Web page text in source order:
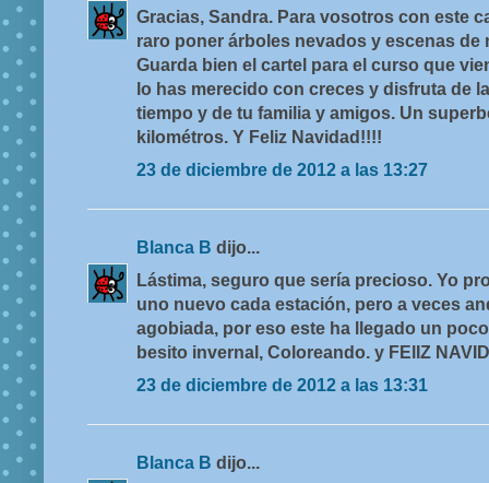
Gracias, Sandra. Para vosotros con este
raro poner árboles nevados y escenas de
Guarda bien el cartel para el curso que
lo has merecido con creces y disfruta de
tiempo y de tu familia y amigos. Un
kilométros. Y Feliz Navidad!!!!
23 de diciembre de 2012 a las 13:27
Blanca B dijo...
Lástima, seguro que sería precioso. Yo
uno nuevo cada estación, pero a veces
agobiada, por eso este ha llegado un
besito invernal, Coloreando. y FElIZ
23 de diciembre de 2012 a las 13:31
Blanca B dijo...